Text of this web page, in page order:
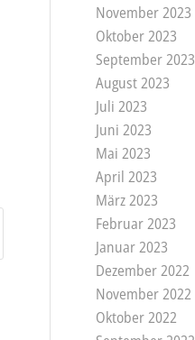
November 2023
Oktober 2023
September 2023
August 2023
Juli 2023
Juni 2023
Mai 2023
April 2023
März 2023
Februar 2023
Januar 2023
Dezember 2022
November 2022
Oktober 2022